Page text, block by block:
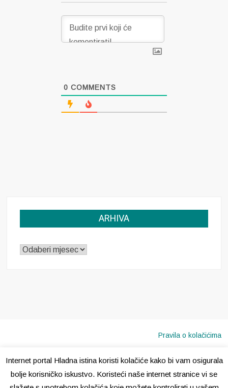
0 COMMENTS
ARHIVA
ARHIVA
Pravila o kolačićima
Internet portal Hladna istina koristi kolačiće kako bi vam osigurala
bolje korisničko iskustvo. Koristeći naše internet stranice vi se
Copyright © 2020 · Sva prava pridržana · Hladna Istina